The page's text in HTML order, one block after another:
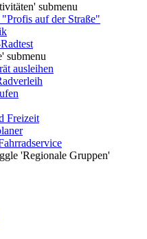
submenu
auf der Straße"
submenu
ausleihen
Freizeit
'Regionale Gruppen'